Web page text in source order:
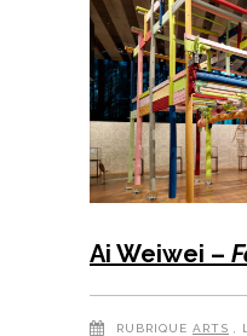
Ai Weiwei –
RUBRIQUE ARTS
,